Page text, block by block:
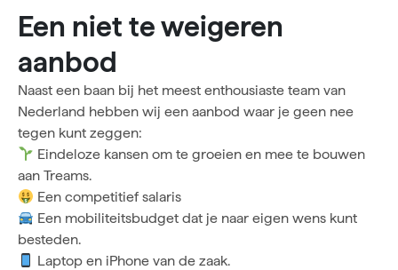
Een niet te weigeren
aanbod
Naast een baan bij het meest enthousiaste team van
Nederland hebben wij een aanbod waar je geen nee
tegen kunt zeggen:
Eindeloze kansen om te groeien en mee te bouwen
aan Treams.
Een competitief salaris
Een mobiliteitsbudget dat je naar eigen wens kunt
besteden.
Laptop en iPhone van de zaak.